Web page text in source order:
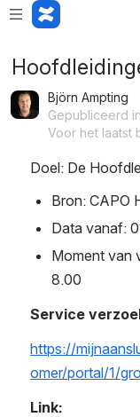
Björn Ampting
Gepubliceerd
Voor het laatst
Doel: De
Bron: CAPO
Data vanaf:
Moment van
8.00
Service
https://
omer/portal/1/
Link: